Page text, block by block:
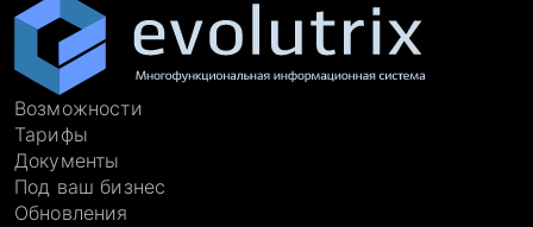
Возможности
Тарифы
Документы
Под ваш бизнес
Обновления